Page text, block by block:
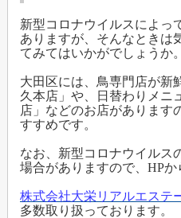
新型コロナウイルスによっ
ありますが、そんなときは
てみてはいかがでしょうか。
大田区には、鳥専門店が新
久本店」や、日替わりメニ
店」などのお店があります
すすめです。
なお、新型コロナウイルス
場合がありますので、HPか
株式会社大栄リアルエステ
多数取り扱っております。